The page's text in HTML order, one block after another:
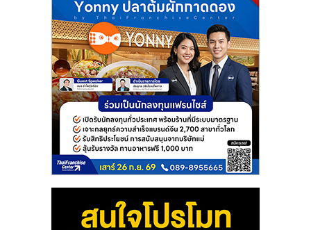
ไชส์
แฟ
ไชส์
ขาย